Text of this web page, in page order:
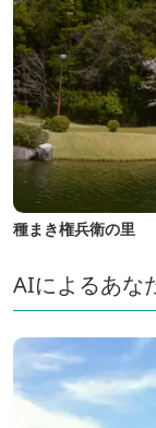
種まき権兵衛の里
AIによるあな